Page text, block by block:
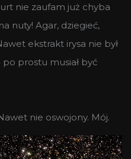
nie zaufam już chyba
nuty! Agar, dziegieć,
ekstrakt irysa nie był
prostu musiał być
nie oswojony. Mój.